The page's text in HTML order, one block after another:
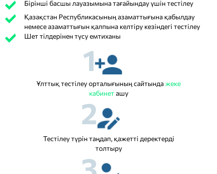
Бірінші басшы лауазымына тағайындау үшін тестілеу
Қазақстан Республикасының азаматтығына қабылдау
немесе азаматтығын қалпына келтіру кезіндегі тестілеу
Шет тілдерінен түсу емтиханы
1
Ұлттық тестілеу орталығының сайтындажеке
кабинеташу
2
Тестілеу түрін таңдап, қажетті деректерді
толтыру